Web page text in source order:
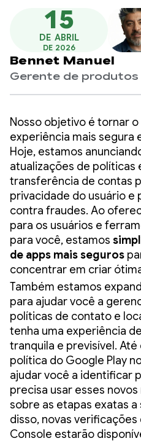
15
DE ABRIL
DE 2026
Bennet Manuel
Gerente de
Nosso objetivo é tornar o
experiência mais segura
Hoje, estamos
atualizações de políticas
transferência de contas
privacidade do usuário e
contra fraudes. Ao
para os usuários e
para você, estamos
de apps mais seguros
concentrar em criar
Também estamos
para ajudar você a
políticas de contato e
tenha uma experiência
tranquila e previsível.
política do Google Play
ajudar você a identificar
precisa usar esses
sobre as etapas exatas
disso, novas
Console estarão